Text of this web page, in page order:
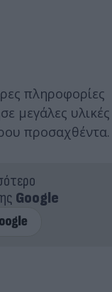
πληροφορίες
μεγάλες υλικές
προσαχθέντα.
Google